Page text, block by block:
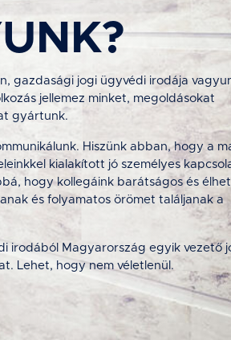
gazdasági jogi ügyvédi irodája
jellemez minket, megoldásokat
gyártunk.
Hiszünk abban, hogy a
kialakított jó személyes
hogy kollegáink barátságos és
és folyamatos örömet találjanak a
irodából Magyarország egyik vezető
Lehet, hogy nem véletlenül.